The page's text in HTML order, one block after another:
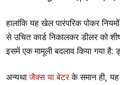
हालांकि यह खेल पारंपरिक पोकर
से उचित कार्ड निकालकर डीलर को
इसमें एक मामूली बदलाव किया गया
अन्यथाजैक्स या बेटरके समान ही,